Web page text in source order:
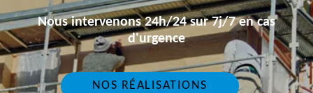
Nous intervenons 24h/24 sur 7j/7 en cas
d'urgence
NOS RÉALISATIONS